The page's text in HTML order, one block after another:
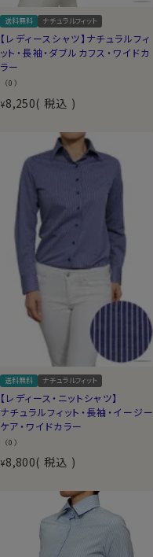
送料無料 ナチュラルフィット
【レディースシャツ】ナチュラルフィ
ット・長袖・ダブルカフス・ワイドカ
ラー
（0）
¥8,250 税込
送料無料 ナチュラルフィット
【レディース・ニットシャツ】
ナチュラルフィット・長袖・イージー
ケア・ワイドカラー
（0）
¥8,800 税込